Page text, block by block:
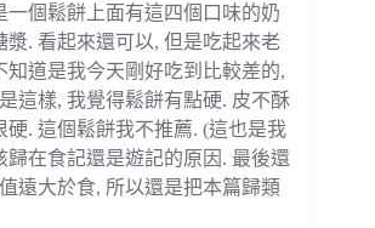
一個鬆餅上面有這四個口味的奶
漿. 看起來還可以, 但是吃起來老
知道是我今天剛好吃到比較差的,
這樣, 我覺得鬆餅有點硬. 皮不酥
硬. 這個鬆餅我不推薦. (這也是我
歸在食記還是遊記的原因. 最後還
遠大於食, 所以還是把本篇歸類